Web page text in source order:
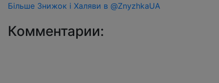
Більше Знижок і Халяви в @ZnyzhkaUA
Комментарии: